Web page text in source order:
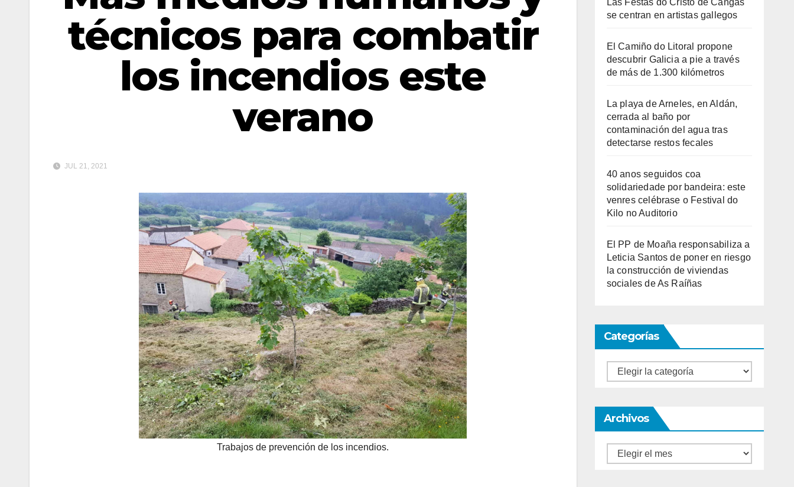
técnicos para combatir
los incendios este
verano
JUL 21, 2021
Trabajos de prevención de los incendios.
se centran en artistas gallegos
El Camiño do Litoral propone
descubrir Galicia a pie a través
de más de 1.300 kilómetros
La playa de Arneles, en Aldán,
cerrada al baño por
contaminación del agua tras
detectarse restos fecales
40 anos seguidos coa
solidariedade por bandeira: este
venres celébrase o Festival do
Kilo no Auditorio
El PP de Moaña responsabiliza a
Leticia Santos de poner en riesgo
la construcción de viviendas
sociales de As Raíñas
Categorías
Categorías
Archivos
Archivos